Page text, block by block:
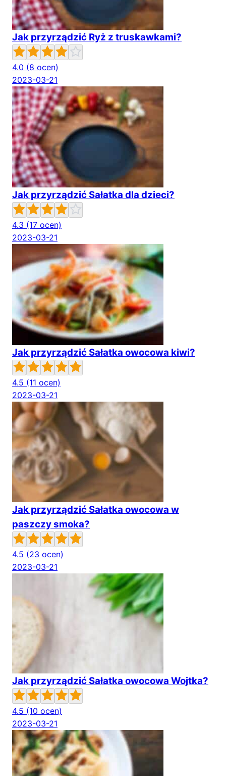
Jak przyrządzić Ryż z truskawkami?
4.0 (8 ocen)
2023-03-21
Jak przyrządzić Sałatka dla dzieci?
4.3 (17 ocen)
2023-03-21
Jak przyrządzić Sałatka owocowa kiwi?
4.5 (11 ocen)
2023-03-21
Jak przyrządzić Sałatka owocowa w
paszczy smoka?
4.5 (23 ocen)
2023-03-21
Jak przyrządzić Sałatka owocowa Wojtka?
4.5 (10 ocen)
2023-03-21